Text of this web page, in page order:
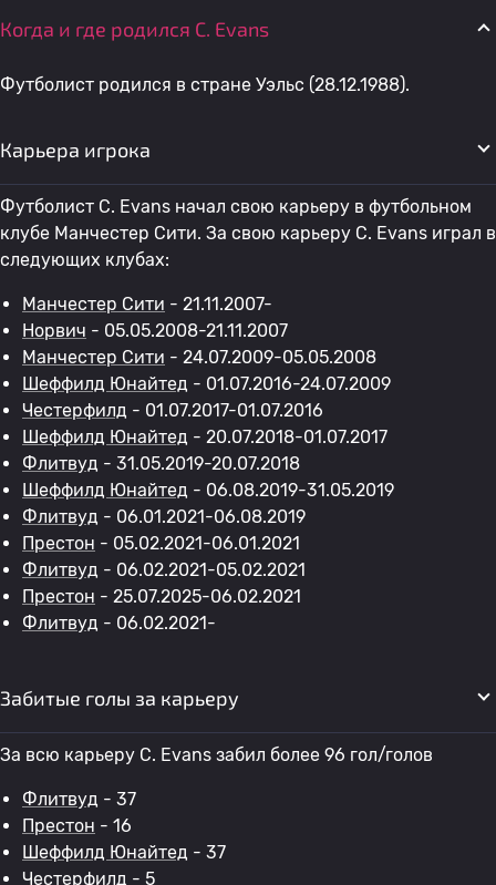
Когда и где родился C. Evans
Футболист родился в стране Уэльс (28.12.1988).
Карьера игрока
Футболист C. Evans начал свою карьеру в футбольном
клубе Манчестер Сити. За свою карьеру C. Evans играл в
следующих клубах:
Манчестер Сити - 21.11.2007-
Норвич - 05.05.2008-21.11.2007
Манчестер Сити - 24.07.2009-05.05.2008
Шеффилд Юнайтед - 01.07.2016-24.07.2009
Честерфилд - 01.07.2017-01.07.2016
Шеффилд Юнайтед - 20.07.2018-01.07.2017
Флитвуд - 31.05.2019-20.07.2018
Шеффилд Юнайтед - 06.08.2019-31.05.2019
Флитвуд - 06.01.2021-06.08.2019
Престон - 05.02.2021-06.01.2021
Флитвуд - 06.02.2021-05.02.2021
Престон - 25.07.2025-06.02.2021
Флитвуд - 06.02.2021-
Забитые голы за карьеру
За всю карьеру C. Evans забил более 96 гол/голов
Флитвуд - 37
Престон - 16
Шеффилд Юнайтед - 37
Честерфилд - 5